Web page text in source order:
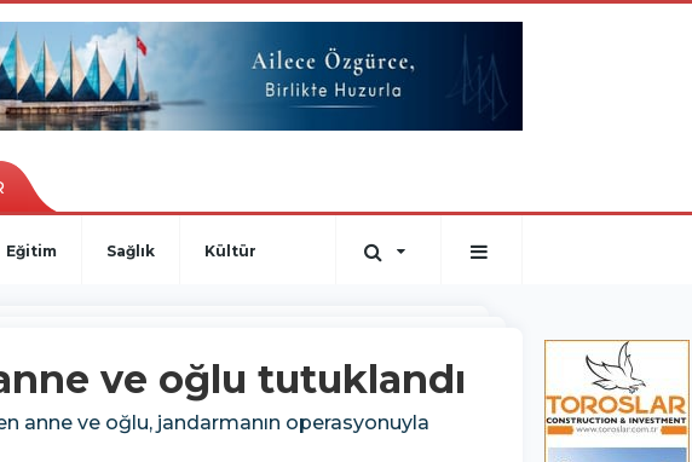
Eğitim Sağlık Kültür
ve oğlu tutuklandı
anne ve oğlu, jandarmanın operasyonuyla